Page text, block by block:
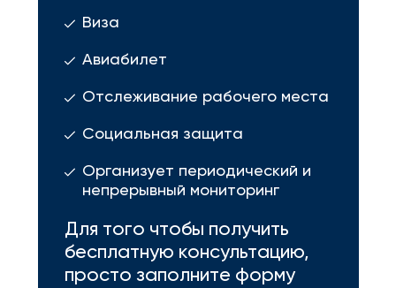
Виза
Авиабилет
Отслеживание рабочего места
Социальная защита
Организует периодический и
непрерывный мониторинг
Для того чтобы получить
бесплатную консультацию,
просто заполните форму